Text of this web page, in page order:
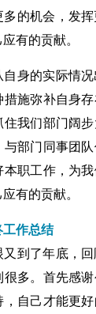
多的机会，发
有的贡献。
自身的实际情
施弥补自身
我们部门阔
与部门同事团
本职工作，为
有的贡献。
作总结
又到了年底，
很多。首先感
，自己才能更